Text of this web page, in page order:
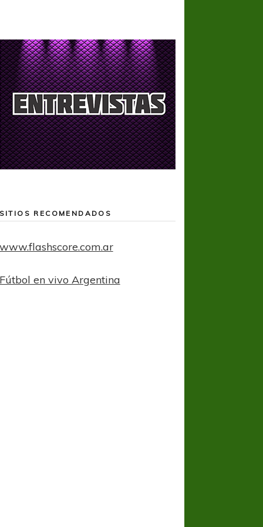
SITIOS RECOMENDADOS
www.flashscore.com.ar
Fútbol en vivo Argentina